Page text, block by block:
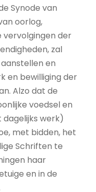
Synode van
oorlog,
vervolgingen der
zal
en
en bewilliging der
Alzo dat de
voedsel en
dagelijks werk)
met bidden, het
Schriften te
haar
en in de